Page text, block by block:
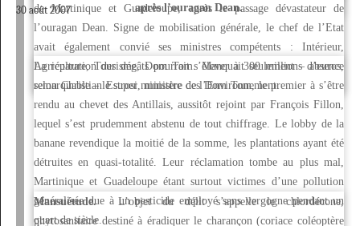
30 août 2007
après l’ouragan Dean.
de Martinique et Guadeloupe, après le passage dévastateur de
l’ouragan Dean. Signe de mobilisation générale, le chef de l’Etat
avait également convié ses ministres compétents : Intérieur,
Agriculture, Tourisme, Dom Tom. Manquait seulement – absence
remarquable – le super ministère de l’Environnement.
La réparation des dégâts pourrait s’élever à 300 millions d’euros,
selon Christian Estrosi, ministre des Dom Tom, le premier à s’être
rendu au chevet des Antillais, aussitôt rejoint par François Fillon,
lequel s’est prudemment abstenu de tout chiffrage. Le lobby de la
banane revendique la moitié de la somme, les plantations ayant été
détruites en quasi-totalité. Leur réclamation tombe au plus mal,
Martinique et Guadeloupe étant surtout victimes d’une pollution
généralisée due à un pesticide employé sans vergogne pendant un
quart de siècle.
Mansuétude.L’objet du délit s’appelle le chlordécone,
phytosanitaire destiné à éradiquer le charançon (coriace coléoptère